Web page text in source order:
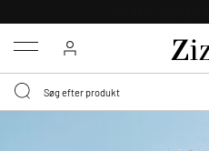
Menu